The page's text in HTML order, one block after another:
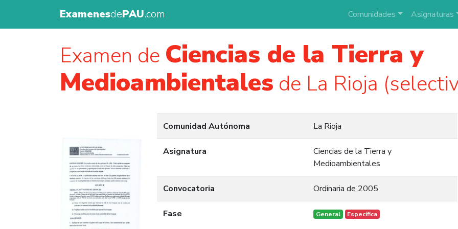
ExamenesdePAU.com Comunidades Asignaturas
Examen de Ciencias de la Tierra y
Medioambientales de La Rioja
Comunidad Autónoma La Rioja
Asignatura
Ciencias de la Tierra y
Medioambientales
Convocatoria Ordinaria de 2005
Fase General Específica